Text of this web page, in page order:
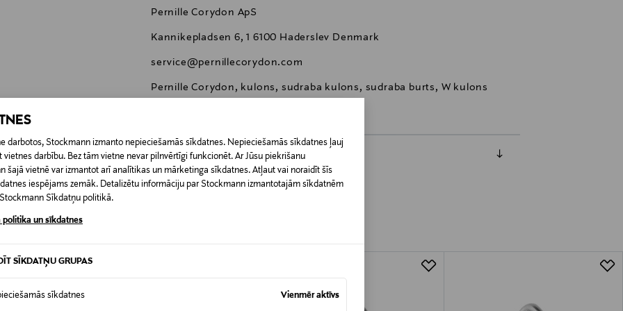
darbotos, Stockmann izmanto nepieciešamās sīkdatnes. Nepieciešamās sīkdatnes ļauj
vietnes darbību. Bez tām vietne nevar pilnvērtīgi funkcionēt. Ar Jūsu piekrišanu
šajā vietnē var izmantot arī analītikas un mārketinga sīkdatnes. Atļaut vai noraidīt šīs
iespējams zemāk. Detalizētu informāciju par Stockmann izmantotajām sīkdatnēm
Sīkdatņu politikā.
politika un sīkdatnes
SĪKDATŅU GRUPAS
sīkdatnes Vienmēr aktīvs
Pernille Corydon ApS
Kannikepladsen 6, 1 6100 Haderslev Denmark
service@pernillecorydon.com
Pernille Corydon, kulons, sudraba kulons, sudraba burts, W kulons
0,00 €